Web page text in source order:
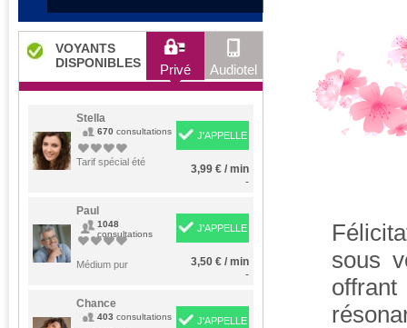
VOYANTS
DISPONIBLES
Privé Audiotel
Stella
670 consultations
Tarif spécial été
J'APPELLE
3,99 € / min
-
Paul
1048
consultations
Médium pur
J'APPELLE
3,50 € / min
-
Chance
403 consultations J'APPELLE
sous